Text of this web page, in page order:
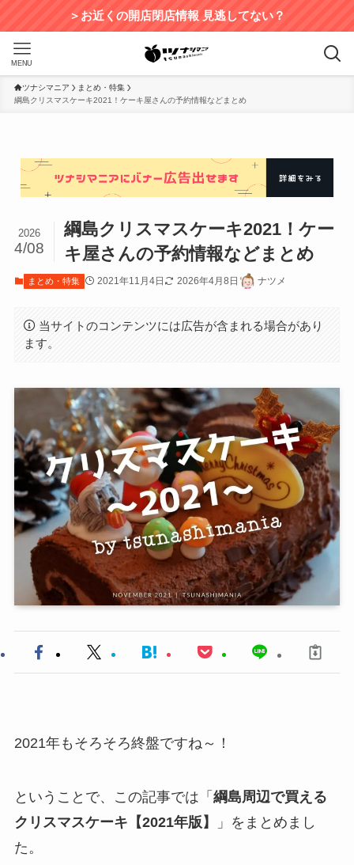
＞お近くの開店閉店情報 見逃してない？
MENU
ツナシマニア
まとめ・特集
綱島クリスマスケーキ2021！ケーキ屋さんの予約情報などまとめ
綱島クリスマスケーキ2021！ケー
キ屋さんの予約情報などまとめ
2026
4/08
まとめ・特集 2021年11月4日 2026年4月8日 ナツメ
当サイトのコンテンツには広告が含まれる場合があり
ます。
2021年もそろそろ終盤ですね～！
ということで、この記事では「 綱島周辺で買える
クリスマスケーキ【2021年版】
」をまとめまし
た。